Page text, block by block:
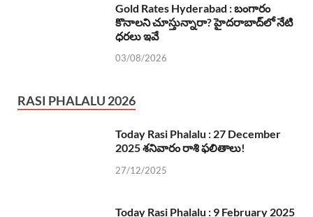
Gold Rates Hyderabad : బంగారం
కొనాలని చూస్తున్నారా? హైదరాబాద్‌లో నేటి
ధరలు ఇవే
03/08/2026
RASI PHALALU 2026
Today Rasi Phalalu : 27 December
2025 శనివారం రాశి ఫలితాలు!
27/12/2025
Today Rasi Phalalu : 9 February 2025